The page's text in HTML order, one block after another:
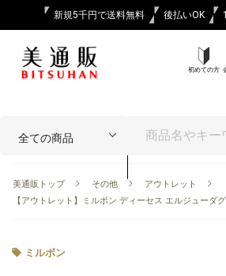
新規5千円で送料無料 後払いOK
初めての方
美通販トップ その他
アウトレット
【アウトレット】ミルボン ディーセス エルジューダ
ミルボン